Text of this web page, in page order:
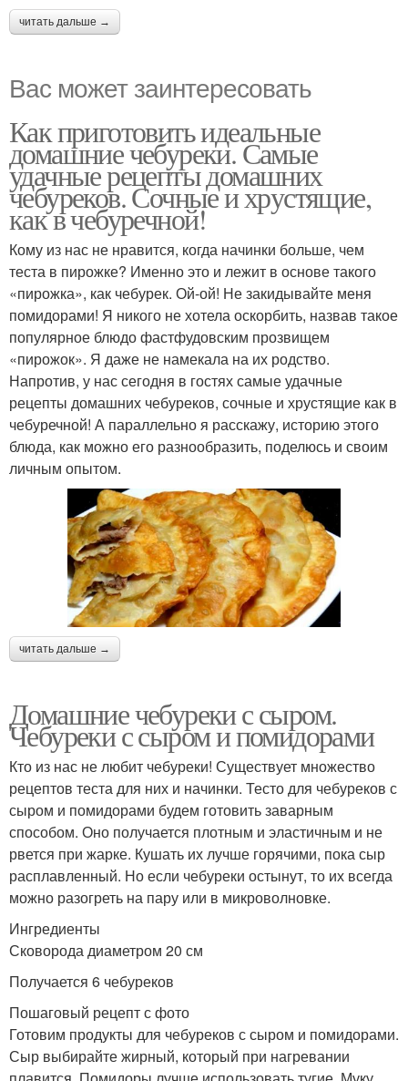
читать дальше →
Вас может заинтересовать
Как приготовить идеальные
домашние чебуреки. Самые
удачные рецепты домашних
чебуреков. Сочные и хрустящие,
как в чебуречной!
Кому из нас не нравится, когда начинки больше, чем
теста в пирожке? Именно это и лежит в основе такого
«пирожка», как чебурек. Ой-ой! Не закидывайте меня
помидорами! Я никого не хотела оскорбить, назвав такое
популярное блюдо фастфудовским прозвищем
«пирожок». Я даже не намекала на их родство.
Напротив, у нас сегодня в гостях самые удачные
рецепты домашних чебуреков, сочные и хрустящие как в
чебуречной! А параллельно я расскажу, историю этого
блюда, как можно его разнообразить, поделюсь и своим
личным опытом.
читать дальше →
Домашние чебуреки с сыром.
Чебуреки с сыром и помидорами
Кто из нас не любит чебуреки! Существует множество
рецептов теста для них и начинки. Тесто для чебуреков с
сыром и помидорами будем готовить заварным
способом. Оно получается плотным и эластичным и не
рвется при жарке. Кушать их лучше горячими, пока сыр
расплавленный. Но если чебуреки остынут, то их всегда
можно разогреть на пару или в микроволновке.
Ингредиенты
Сковорода диаметром 20 см
Получается 6 чебуреков
Пошаговый рецепт с фото
Готовим продукты для чебуреков с сыром и помидорами.
Сыр выбирайте жирный, который при нагревании